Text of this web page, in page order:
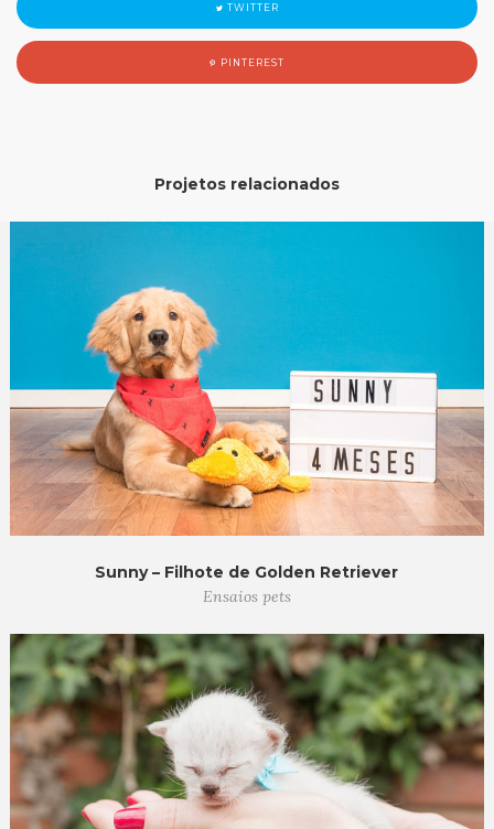
TWITTER
PINTEREST
Projetos relacionados
Sunny – Filhote de Golden Retriever
Ensaios pets